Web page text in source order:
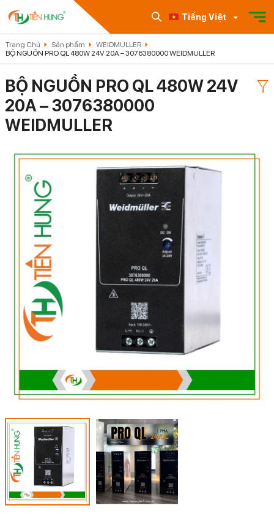
Tiếng Việt
Trang Chủ Sản phẩm
WEIDMULLER
BỘ NGUỒN PRO QL 480W 24V 20A – 3076380000 WEIDMULLER
BỘ NGUỒN PRO QL 480W 24V
20A – 3076380000
WEIDMULLER